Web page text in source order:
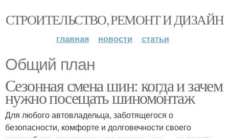
СТРОИТЕЛЬСТВО, РЕМОНТ И ДИЗАЙН
главная новости статьи
Общий план
Сезонная смена шин: когда и зачем
нужно посещать шиномонтаж
Для любого автовладельца, заботящегося о
безопасности, комфорте и долговечности своего